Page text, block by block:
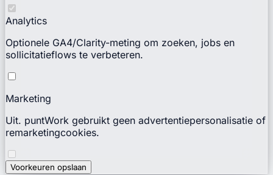
Analytics
Optionele GA4/Clarity-meting om zoeken, jobs en
sollicitatieflows te verbeteren.
Marketing
Uit. puntWork gebruikt geen advertentiepersonalisatie of
remarketingcookies.
Voorkeuren opslaan